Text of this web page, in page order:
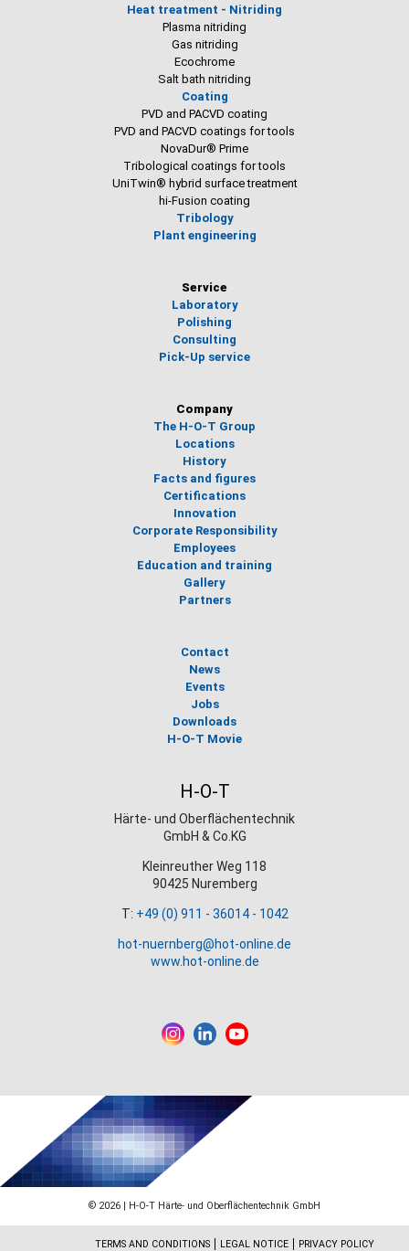
Heat treatment - Nitriding
Plasma nitriding
Gas nitriding
Ecochrome
Salt bath nitriding
Coating
PVD and PACVD coating
PVD and PACVD coatings for tools
NovaDur® Prime
Tribological coatings for tools
UniTwin® hybrid surface treatment
hi-Fusion coating
Tribology
Plant engineering
Service
Laboratory
Polishing
Consulting
Pick-Up service
Company
The H-O-T Group
Locations
History
Facts and figures
Certifications
Innovation
Corporate Responsibility
Employees
Education and training
Gallery
Partners
Contact
News
Events
Jobs
Downloads
H-O-T Movie
H-O-T
Härte- und Oberflächentechnik
GmbH & Co.KG
Kleinreuther Weg 118
90425 Nuremberg
T: +49 (0) 911 - 36014 - 1042
hot-nuernberg@hot-online.de
www.hot-online.de
© 2026 | H-O-T Härte- und Oberflächentechnik GmbH
TERMS AND CONDITIONS LEGAL NOTICE PRIVACY POLICY